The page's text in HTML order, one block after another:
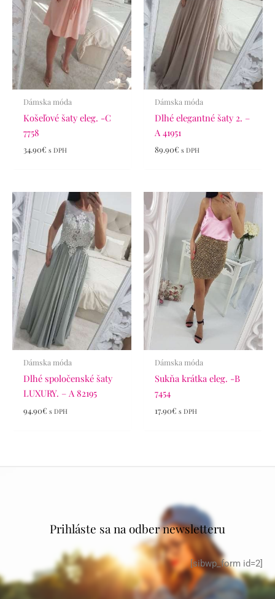
Dámska móda
Košeľové šaty eleg. -C
7758
34.90€ s DPH
Dámska móda
Dlhé elegantné šaty 2. –
A 41951
89.90€ s DPH
Dámska móda
Dlhé spoločenské šaty
LUXURY. – A 82195
94.90€ s DPH
Dámska móda
Sukňa krátka eleg. -B
7454
17.90€ s DPH
Prihláste sa na odber newsletteru
[sibwp_form id=2]